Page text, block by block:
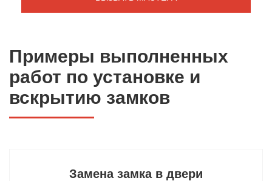
Примеры выполненных
работ по установке и
вскрытию замков
Замена замка в двери